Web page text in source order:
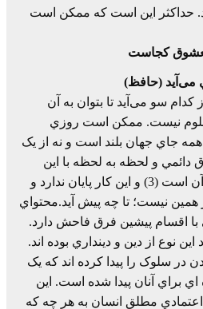
حداکثر اين است که ممکن است
کجاست
می‌آيد (حافظ)
کدام سو می‌آيد تا بتوان به آن
نيست. ممکن است روزي
جاي جهان بلند است و نه از يک
دائمي و لحظه به لحظه با اين
بانگ جرس و دويدن در پي آن است (3) و اين کار پايان ندارد و
نيست؛ تا چه پيش آيد.محتواي
با اقسام پيشين فرق فاحش دارد.
نوع از دين و دينداري بوده اند.
در سلوک را پيدا کرده اند که يک
اي براي آنان پيدا شده است. اين
مطلق انسان به هر چه که